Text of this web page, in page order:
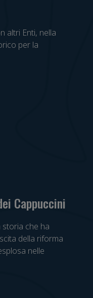
altri Enti, nella
per la
Cappuccini
storia che ha
della riforma
nelle